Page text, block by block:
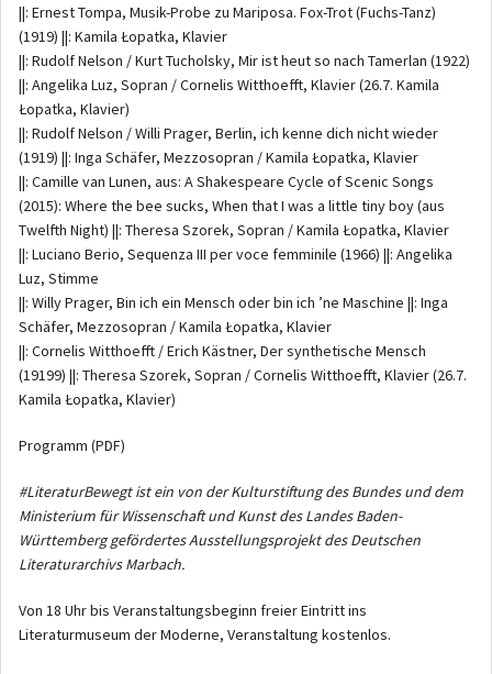
||: Ernest Tompa, Musik-Probe zu Mariposa. Fox-Trot (Fuchs-Tanz)
(1919) ||: Kamila Łopatka, Klavier
||: Rudolf Nelson / Kurt Tucholsky, Mir ist heut so nach Tamerlan (1922)
||: Angelika Luz, Sopran / Cornelis Witthoefft, Klavier (26.7. Kamila
Łopatka, Klavier)
||: Rudolf Nelson / Willi Prager, Berlin, ich kenne dich nicht wieder
(1919) ||: Inga Schäfer, Mezzosopran / Kamila Łopatka, Klavier
||: Camille van Lunen, aus: A Shakespeare Cycle of Scenic Songs
(2015): Where the bee sucks, When that I was a little tiny boy (aus
Twelfth Night) ||: Theresa Szorek, Sopran / Kamila Łopatka, Klavier
||: Luciano Berio, Sequenza III per voce femminile (1966) ||: Angelika
Luz, Stimme
||: Willy Prager, Bin ich ein Mensch oder bin ich ’ne Maschine ||: Inga
Schäfer, Mezzosopran / Kamila Łopatka, Klavier
||: Cornelis Witthoefft / Erich Kästner, Der synthetische Mensch
(19199) ||: Theresa Szorek, Sopran / Cornelis Witthoefft, Klavier (26.7.
Kamila Łopatka, Klavier)
Programm (PDF)
#LiteraturBewegt ist ein von der Kulturstiftung des Bundes und dem
Ministerium für Wissenschaft und Kunst des Landes Baden-
Württemberg gefördertes Ausstellungsprojekt des Deutschen
Literaturarchivs Marbach.
Von 18 Uhr bis Veranstaltungsbeginn freier Eintritt ins
Literaturmuseum der Moderne, Veranstaltung kostenlos.